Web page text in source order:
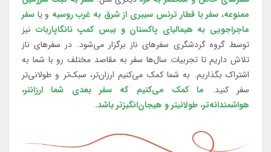
ممنوعه، سفر با قطار ترنس سیبری از شرق به غرب روسیه و یا سفر
ماجراجویی به هیمالیای پاکستان و بیس کمپ نانگاپاربات نیز
توسط گروه گردشگری سفرهای ناز برگزار می‌شود. در سفرهای ناز
تلاش داریم تا تجربیات سال‌ها سفر به مقاصد مختلف رو با شما به
اشتراک بگذاریم. به شما کمک می‌کنیم ارزان‌تر، سبک‌تر و طولانی‌تر
سفر کنید. ما کمک می‌کنیم که سفر بعدی شما ارزانتر،
هواشمندانه‌تر، طولانی‎تر و هیجان‌انگیزتر باشد.